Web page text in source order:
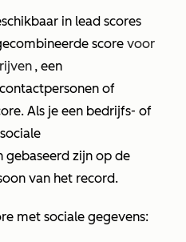
in lead scores
score voor
, een
of
Als je een bedrijfs- of
gebaseerd zijn op de
van het record.
met sociale gegevens: